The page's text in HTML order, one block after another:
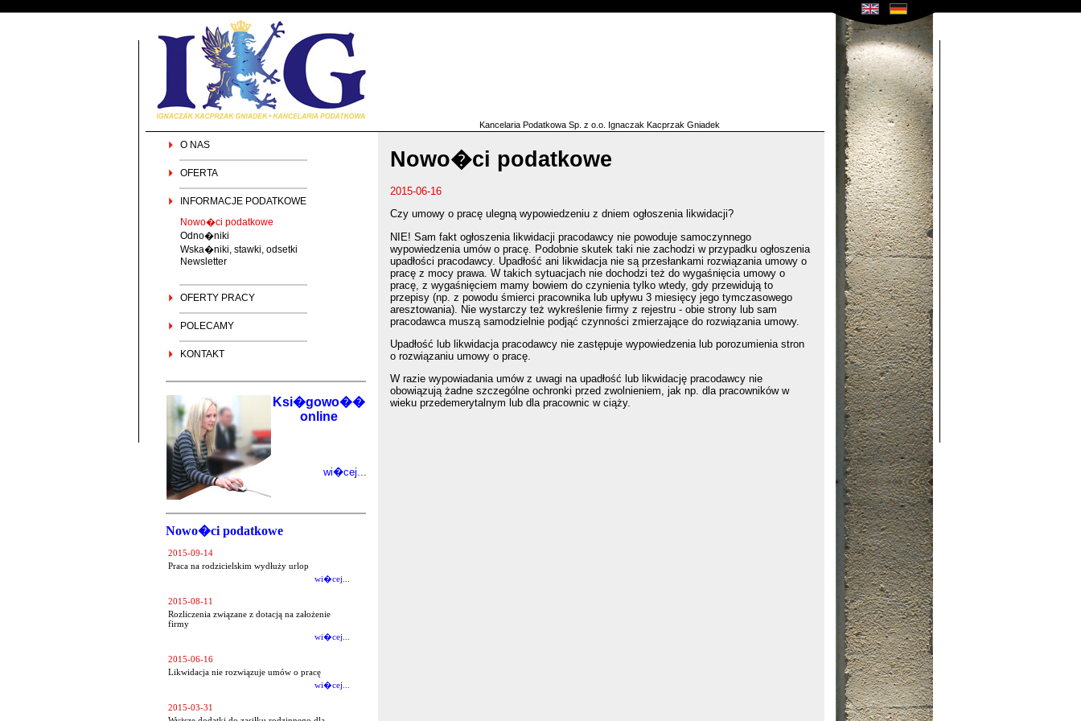
Kancelaria Podatkowa Sp. z o.o. Ignaczak Kacprzak Gniadek
O NAS
OFERTA
INFORMACJE PODATKOWE
Nowo�ci podatkowe
Odno�niki
Wska�niki, stawki, odsetki
Newsletter
OFERTY PRACY
POLECAMY
KONTAKT
Ksi�gowo��
online
wi�cej...
Nowo�ci podatkowe
2015-09-14
Praca na rodzicielskim wydłuży urlop
wi�cej...
2015-08-11
Rozliczenia związane z dotacją na założenie
firmy
wi�cej...
2015-06-16
Likwidacja nie rozwiązuje umów o pracę
wi�cej...
2015-03-31
Nowo�ci podatkowe
2015-06-16
Czy umowy o pracę ulegną wypowiedzeniu z dniem ogłoszenia likwidacji?
NIE! Sam fakt ogłoszenia likwidacji pracodawcy nie powoduje samoczynnego
wypowiedzenia umów o pracę. Podobnie skutek taki nie zachodzi w przypadku ogłoszenia
upadłości pracodawcy. Upadłość ani likwidacja nie są przesłankami rozwiązania umowy o
pracę z mocy prawa. W takich sytuacjach nie dochodzi też do wygaśnięcia umowy o
pracę, z wygaśnięciem mamy bowiem do czynienia tylko wtedy, gdy przewidują to
przepisy (np. z powodu śmierci pracownika lub upływu 3 miesięcy jego tymczasowego
aresztowania). Nie wystarczy też wykreślenie firmy z rejestru - obie strony lub sam
pracodawca muszą samodzielnie podjąć czynności zmierzające do rozwiązania umowy.
Upadłość lub likwidacja pracodawcy nie zastępuje wypowiedzenia lub porozumienia stron
o rozwiązaniu umowy o pracę.
W razie wypowiadania umów z uwagi na upadłość lub likwidację pracodawcy nie
obowiązują żadne szczególne ochronki przed zwolnieniem, jak np. dla pracowników w
wieku przedemerytalnym lub dla pracownic w ciąży.